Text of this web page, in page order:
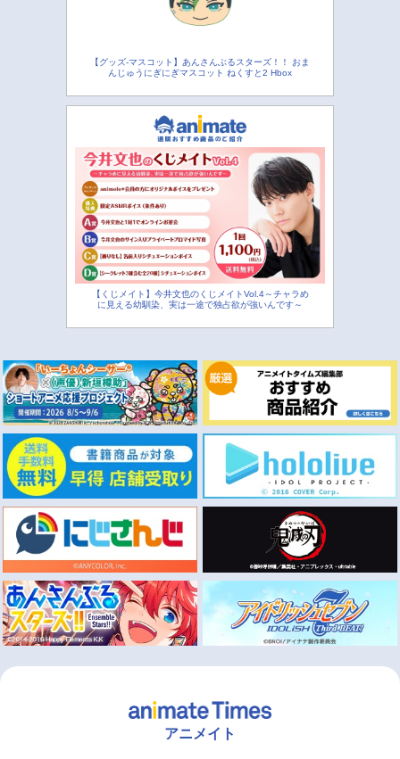
【グッズ-マスコット】あんさんぶるスターズ！！ おま
んじゅうにぎにぎマスコット ねくすと2 Hbox
【くじメイト】今井文也のくじメイトVol.4～チャラめ
に見える幼馴染、実は一途で独占欲が強いんです～
アニメイト